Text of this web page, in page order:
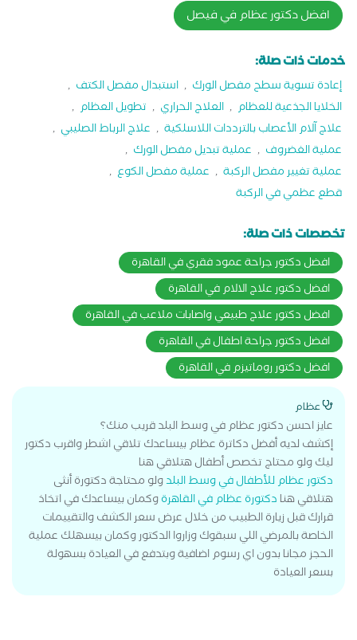
افضل دكتور عظام في فيصل
خدمات ذات صلة:
إعادة تسوية سطح مفصل الورك , استبدال مفصل الكتف ,
الخلايا الجذعية للعظام , العلاج الحراري , تطويل العظام ,
علاج آلام الأعصاب بالترددات اللاسلكية , علاج الرباط الصليبي ,
عملية الغضروف , عملية تبديل مفصل الورك ,
عملية تغيير مفصل الركبة , عملية مفصل الكوع ,
قطع عظمي في الركبة
تخصصات ذات صلة:
افضل دكتور جراحة عمود فقري في القاهرة
افضل دكتور علاج الالام في القاهرة
افضل دكتور علاج طبيعي واصابات ملاعب في القاهرة
افضل دكتور جراحة اطفال في القاهرة
افضل دكتور روماتيزم في القاهرة
عظام
عايز احسن دكتور عظام في وسط البلد قريب منك؟
إكشف لديه أفضل دكاترة عظام بيساعدك تلاقي اشطر واقرب دكتور
ليك ولو محتاج تخصص أطفال هتلاقي هنا
دكتور عظام للأطفال في وسط البلدولو محتاجة دكتورة أنثى
هتلاقي هنا دكتورة عظام في القاهرةوكمان بيساعدك في اتخاذ
قرارك قبل زيارة الطبيب من خلال عرض سعر الكشف والتقييمات
الخاصة بالمرضي اللي سبقوك وزاروا الدكتور وكمان بيسهلك عملية
الحجز مجانا بدون اي رسوم اضافية وبتدفع في العيادة بسهولة
بسعر العيادة